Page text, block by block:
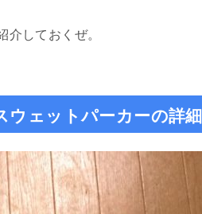
しておくぜ。
ウェットパーカーの詳細